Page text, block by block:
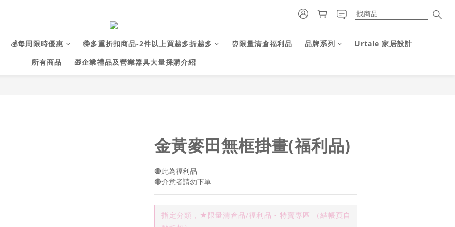
💰每周限時優惠 🉐多重折扣商品-2件以上買越多折越多 ⏰限量清倉福利品 品牌系列
Urtale 家居設計
所有商品
🎁企業禮品及營業器具大量採購介紹
金黃麥田無框掛畫(福利品)
🔴此為福利品
🔴介意者請勿下單
指定分類，★限量清倉品/福利品 - 特賣專區 （結帳頁自